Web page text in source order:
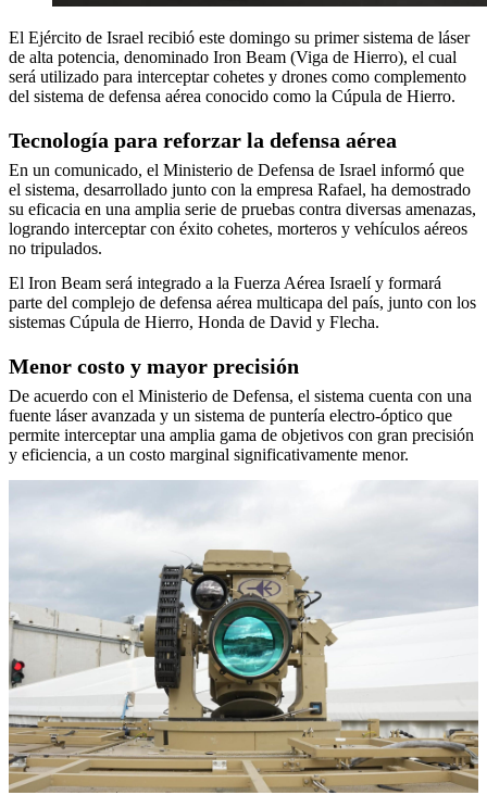
El Ejército de Israel recibió este domingo su primer sistema de láser
de alta potencia, denominado Iron Beam (Viga de Hierro), el cual
será utilizado para interceptar cohetes y drones como complemento
del sistema de defensa aérea conocido como la Cúpula de Hierro.
Tecnología para reforzar la defensa aérea
En un comunicado, el Ministerio de Defensa de Israel informó que
el sistema, desarrollado junto con la empresa Rafael, ha demostrado
su eficacia en una amplia serie de pruebas contra diversas amenazas,
logrando interceptar con éxito cohetes, morteros y vehículos aéreos
no tripulados.
El Iron Beam será integrado a la Fuerza Aérea Israelí y formará
parte del complejo de defensa aérea multicapa del país, junto con los
sistemas Cúpula de Hierro, Honda de David y Flecha.
Menor costo y mayor precisión
De acuerdo con el Ministerio de Defensa, el sistema cuenta con una
fuente láser avanzada y un sistema de puntería electro-óptico que
permite interceptar una amplia gama de objetivos con gran precisión
y eficiencia, a un costo marginal significativamente menor.